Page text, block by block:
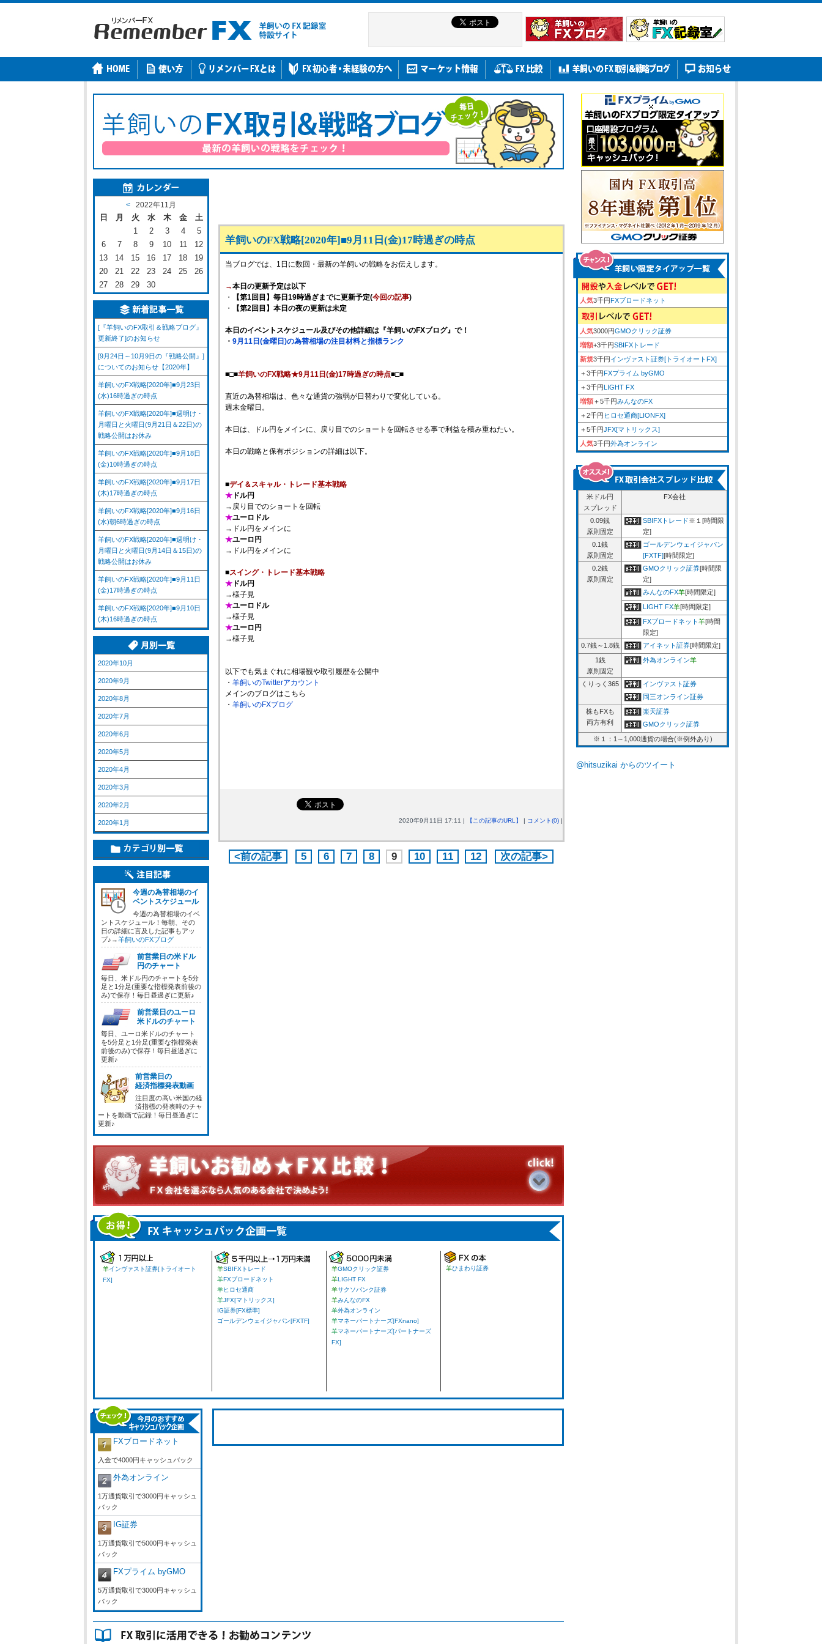
羊飼いのFX戦略[2020年]■9月11日(金)17時過ぎの時点
当ブログでは、1日に数回・最新の羊飼いの戦略をお伝えします。
→本日の更新予定は以下
・
【第1回目】毎日19時過ぎまでに更新予定(今回の記事)
・
【第2回目】本日の夜の更新は未定
本日のイベントスケジュール及びその他詳細は『羊飼いのFXブログ』で！
・ 9月11日(金曜日)の為替相場の注目材料と指標ランク
■□■羊飼いのFX戦略★9月11日(金)17時過ぎの時点■□■
直近の為替相場は、色々な通貨の強弱が日替わりで変化している。
週末金曜日。
本日は、ドル円をメインに、戻り目でのショートを回転させる事で利益を積み重ねたい。
本日の戦略と保有ポジションの詳細は以下。
■デイ＆スキャル・トレード基本戦略
★ ドル円
→戻り目でのショートを回転
★ユーロドル
→ドル円をメインに
★ユーロ円
→ドル円をメインに
■スイング・トレード基本戦略
★ ドル円
→様子見
★ユーロドル
→様子見
★ユーロ円
→様子見
以下でも気まぐれに相場観や取引履歴を公開中
・ 羊飼いのTwitterアカウント
メインのブログはこちら
・ 羊飼いのFXブログ
2020年9月11日 17:11 | 【この記事のURL】 | コメント(0) |
<前の記事 5 6 7 8 9 10 11 12 次の記事>
< 2022年11月
日 月 火 水 木 金
土
1
2 3 4
5
6
7 8 9 10 11
12
13
14 15 16 17 18
19
20
21 22 23 24 25
26
27
28 29 30
[『羊飼いのFX取引＆戦略ブログ』
更新終了]のお知らせ
[9月24日～10月9日の『戦略公開』]
についてのお知らせ【2020年】
羊飼いのFX戦略[2020年]■9月23日
(水)16時過ぎの時点
羊飼いのFX戦略[2020年]■週明け・
月曜日と火曜日(9月21日＆22日)の
戦略公開はお休み
羊飼いのFX戦略[2020年]■9月18日
(金)10時過ぎの時点
羊飼いのFX戦略[2020年]■9月17日
(木)17時過ぎの時点
羊飼いのFX戦略[2020年]■9月16日
(水)朝6時過ぎの時点
羊飼いのFX戦略[2020年]■週明け・
月曜日と火曜日(9月14日＆15日)の
戦略公開はお休み
羊飼いのFX戦略[2020年]■9月11日
(金)17時過ぎの時点
羊飼いのFX戦略[2020年]■9月10日
(木)16時過ぎの時点
2020年10月
2020年9月
2020年8月
2020年7月
2020年6月
2020年5月
2020年4月
2020年3月
2020年2月
2020年1月
今週の為替相場のイ
ベントスケジュール
今週の為替相場のイベ
ントスケジュール！毎朝、その
日の詳細に言及した記事もアッ
プ♪→羊飼いのFXブログ
前営業日の米ドル
円のチャート
毎日、米ドル円のチャートを5分
足と1分足(重要な指標発表前後の
み)で保存！毎日昼過ぎに更新♪
前営業日のユーロ
米ドルのチャート
毎日、ユーロ米ドルのチャート
を5分足と1分足(重要な指標発表
前後のみ)で保存！毎日昼過ぎに
更新♪
前営業日の
経済指標発表動画
注目度の高い米国の経
済指標の発表時のチャ
ートを動画で記録！毎日昼過ぎに
更新♪
羊インヴァスト証券[トライオート
FX]
羊SBIFXトレード
羊FXブロードネット
羊ヒロセ通商
羊JFX[マトリックス]
IG証券[FX標準]
ゴールデンウェイジャパン[FXTF]
羊GMOクリック証券
羊LIGHT FX
羊サクソバンク証券
羊みんなのFX
羊外為オンライン
羊マネーパートナーズ[FXnano]
羊マネーパートナーズ[パートナーズ
FX]
羊ひまわり証券
FXブロードネット
入金で4000円キャッシュバック
外為オンライン
1万通貨取引で3000円キャッシュ
バック
IG証券
1万通貨取引で5000円キャッシュ
バック
FXプライム byGMO
5万通貨取引で3000円キャッシュ
バック
人気3千円FXブロードネット
人気3000円GMOクリック証券
増額+3千円SBIFXトレード
新規3千円インヴァスト証券[トライオートFX]
＋3千円FXプライム byGMO
＋3千円LIGHT FX
増額＋5千円みんなのFX
＋2千円 ヒロセ通商[LIONFX]
＋5千円JFX[マトリックス]
人気3千円外為オンライン
米ドル円
スプレッド
FX会社
0.09銭
原則固定
SBIFXトレード※１[時間限
定]
0.1銭
原則固定
ゴールデンウェイジャパン
[FXTF][時間限定]
0.2銭
原則固定
GMOクリック証券[時間限
定]
みんなのFX羊[時間限定]
LIGHT FX羊[時間限定]
FXブロードネット羊[時間
限定]
0.7銭～1.8銭
アイネット証券[時間限定]
1銭
原則固定
外為オンライン羊
くりっく365
インヴァスト証券
岡三オンライン証券
株もFXも
両方有利
楽天証券
GMOクリック証券
※１：1～1,000通貨の場合(※例外あり)
@hitsuzikai からのツイート